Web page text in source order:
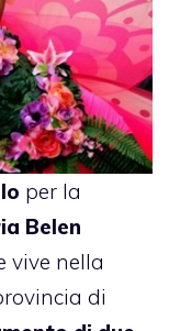
per la
Belen
vive nella
di